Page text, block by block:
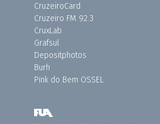
CruzeiroCard
Cruzeiro FM 92.3
CruxLab
Grafsul
Depositphotos
Burh
Pink do Bem OSSEL